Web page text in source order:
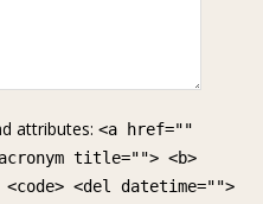
attributes: <a href=""
title=""> <b>
<del datetime="">